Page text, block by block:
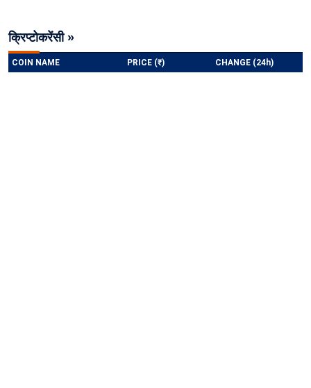
क्रिप्टोकरेंसी »